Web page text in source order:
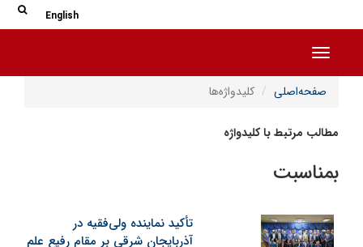
English
Toggle navigation
صفحه‌اصلی کلیدواژه‌ها
مطالب مرتبط با کلیدواژه
بمناسبت
تأکید نماینده ولی‌فقیه در
آذربایجان شرقی بر مقام رفیع علم